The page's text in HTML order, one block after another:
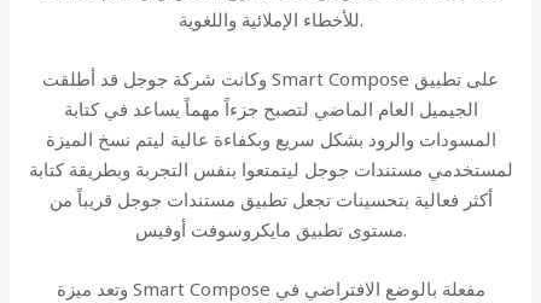
للأخطاء الإملائية واللغوية.
وكانت شركة جوجل قد أطلقت Smart Compose على تطبيق
الجيميل العام الماضي لتصبح جزءاً مهماً يساعد في كتابة
المسودات والرود بشكل سريع وبكفاءة عالية ليتم نسخ الميزة
لمستخدمي مستندات جوجل ليتمتعوا بنفس التجربة وبطريقة كتابة
أكثر فعالية بتحسينات تجعل تطبيق مستندات جوجل قريباً من
مستوى تطبيق مايكروسوفت أوفيس.
وتعد ميزة Smart Compose مفعلة بالوضع الافتراضي في